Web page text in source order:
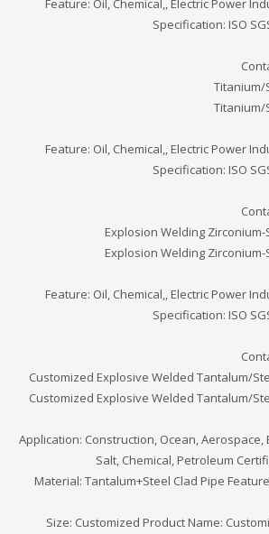
Feature: Oil, Chemical,, Electric Power
Specification: ISO
Titanium/
Titanium/
Feature: Oil, Chemical,, Electric Power
Specification: ISO
Explosion Welding
Explosion Welding
Feature: Oil, Chemical,, Electric Power
Specification: ISO
Customized Explosive Welded Tantalum/
Customized Explosive Welded Tantalum/
Application: Construction, Ocean, Aerospace,
Salt, Chemical, Petroleum
Material: Tantalum+Steel Clad Pipe
Size: Customized Product Name: